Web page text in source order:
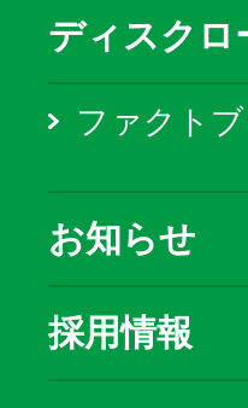
ディスクロ
ファクト
お知らせ
採用情報